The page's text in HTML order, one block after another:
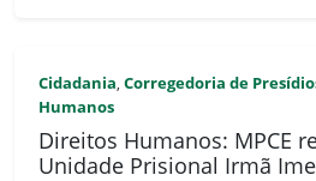
Cidadania, Corregedoria de
Humanos
Direitos Humanos: MPCE
Unidade Prisional Irmã